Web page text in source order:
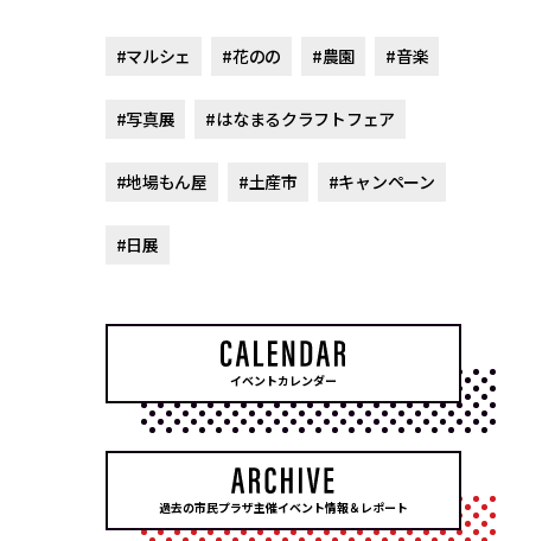
#マルシェ #花のの #農園 #音楽
#写真展 #はなまるクラフトフェア
#地場もん屋 #土産市 #キャンペーン
#日展
イベントカレンダー
過去の市民プラザ主催イベント情報＆レポート